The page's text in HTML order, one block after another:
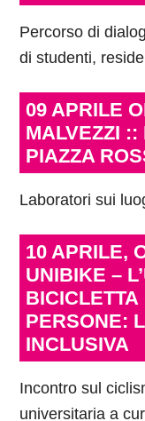
Percorso di
di studenti,
09 APRILE
MALVEZZI ::
PIAZZA
Laboratori sui
10 APRILE,
UNIBIKE –
PERSONE:
INCLUSIVA
Incontro sul
universitaria a